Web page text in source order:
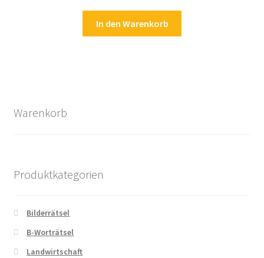
In den Warenkorb
Warenkorb
Produktkategorien
Bilderrätsel
B-Worträtsel
Landwirtschaft